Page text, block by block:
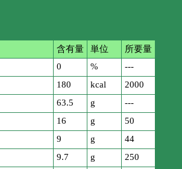
含有量 単位
所要量
0 %
---
180 kcal
2000
63.5 g
---
16 g
50
9 g
44
9.7 g
250